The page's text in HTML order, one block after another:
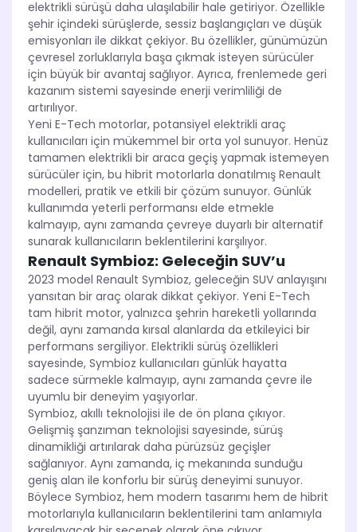
elektrikli sürüşü daha ulaşılabilir hale getiriyor. Özellikle
şehir içindeki sürüşlerde, sessiz başlangıçları ve düşük
emisyonları ile dikkat çekiyor. Bu özellikler, günümüzün
çevresel zorluklarıyla başa çıkmak isteyen sürücüler
için büyük bir avantaj sağlıyor. Ayrıca, frenlemede geri
kazanım sistemi sayesinde enerji verimliliği de
artırılıyor.
Yeni E-Tech motorlar, potansiyel elektrikli araç
kullanıcıları için mükemmel bir orta yol sunuyor. Henüz
tamamen elektrikli bir araca geçiş yapmak istemeyen
sürücüler için, bu hibrit motorlarla donatılmış Renault
modelleri, pratik ve etkili bir çözüm sunuyor. Günlük
kullanımda yeterli performansı elde etmekle
kalmayıp, aynı zamanda çevreye duyarlı bir alternatif
sunarak kullanıcıların beklentilerini karşılıyor.
Renault Symbioz: Geleceğin SUV’u
2023 model Renault Symbioz, geleceğin SUV anlayışını
yansıtan bir araç olarak dikkat çekiyor. Yeni E-Tech
tam hibrit motor, yalnızca şehrin hareketli yollarında
değil, aynı zamanda kırsal alanlarda da etkileyici bir
performans sergiliyor. Elektrikli sürüş özellikleri
sayesinde, Symbioz kullanıcıları günlük hayatta
sadece sürmekle kalmayıp, aynı zamanda çevre ile
uyumlu bir deneyim yaşıyorlar.
Symbioz, akıllı teknolojisi ile de ön plana çıkıyor.
Gelişmiş şanzıman teknolojisi sayesinde, sürüş
dinamikliği artırılarak daha pürüzsüz geçişler
sağlanıyor. Aynı zamanda, iç mekanında sunduğu
geniş alan ile konforlu bir sürüş deneyimi sunuyor.
Böylece Symbioz, hem modern tasarımı hem de hibrit
motorlarıyla kullanıcıların beklentilerini tam anlamıyla